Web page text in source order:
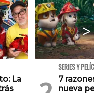
La
SERIES Y
7
nueva